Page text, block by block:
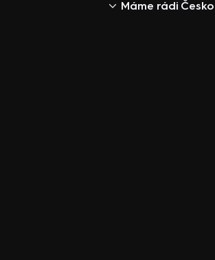
Máme rádi Česko